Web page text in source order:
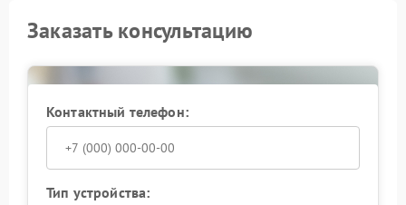
Заказать консультацию
Контактный телефон:
Тип устройства: